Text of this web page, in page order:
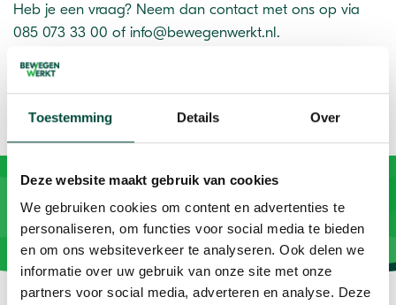
Toestemming Details Over
Deze website maakt gebruik van cookies
We gebruiken cookies om content en advertenties te
personaliseren, om functies voor social media te bieden
en om ons websiteverkeer te analyseren. Ook delen we
informatie over uw gebruik van onze site met onze
partners voor social media, adverteren en analyse. Deze
Heb je een vraag? Neem dan contact met ons op via
085 073 33 00 of info@bewegenwerkt.nl.